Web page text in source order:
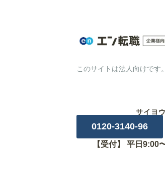
このサイトは法人向けです
サイヨ
0120-3140-96
【受付】 平日9:00